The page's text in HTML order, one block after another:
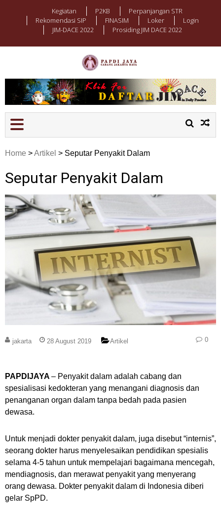
Kegiatan P2KB
Perpanjangan STR
Rekomendasi SIP
FINASIM Loker
Login
JIM-DACE 2022
Prosiding JIM DACE 2022
Home >Artikel > Seputar Penyakit Dalam
Seputar Penyakit Dalam
jakarta 28 August 2019 Artikel 0
PAPDIJAYA – Penyakit dalam adalah cabang dan
spesialisasi kedokteran yang menangani diagnosis dan
penanganan organ dalam tanpa bedah pada pasien
dewasa.
Untuk menjadi dokter penyakit dalam, juga disebut “internis”,
seorang dokter harus menyelesaikan pendidikan spesialis
selama 4-5 tahun untuk mempelajari bagaimana mencegah,
mendiagnosis, dan merawat penyakit yang menyerang
orang dewasa. Dokter penyakit dalam di Indonesia diberi
gelar SpPD.